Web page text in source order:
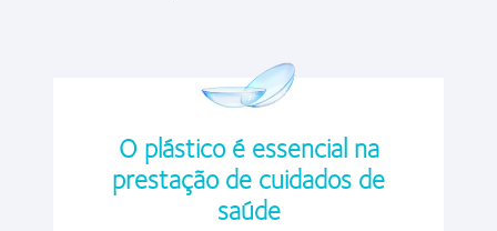
O plástico é essencial na
prestação de cuidados de
saúde